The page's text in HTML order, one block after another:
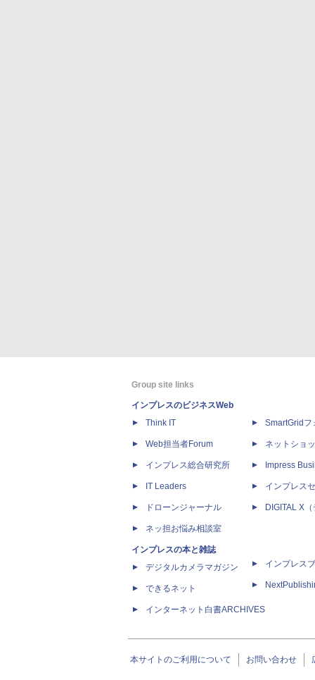
Group site links
インプレスのビジネスWeb
Think IT
Web担当者Forum
インプレス総合研究所
IT Leaders
ドローンジャーナル
ネッ担お悩み相談室
インプレスの本と雑誌
デジタルカメラマガジン
できるネット
インターネット白書ARCHIVES
SmartGridフ
ネットショ
Impress
インプレス
DIGITAL X
インプレス
本サイトのご利用について お問い合わせ